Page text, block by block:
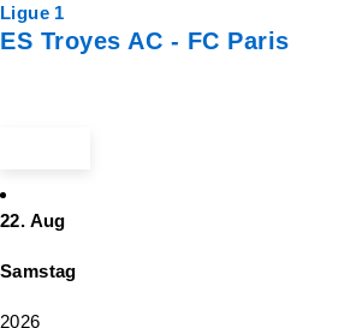
Ligue 1
ES Troyes AC - FC Paris
22. Aug
Samstag
2026